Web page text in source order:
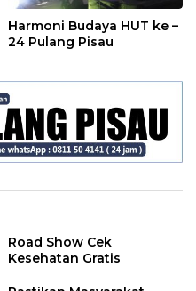
Harmoni Budaya HUT ke –
24 Pulang Pisau
Road Show Cek
Kesehatan Gratis